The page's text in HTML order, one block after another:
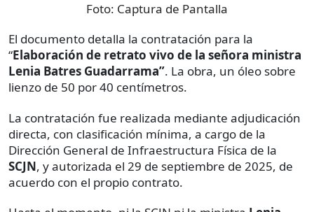
Foto: Captura de Pantalla
El documento detalla la contratación para la
“Elaboración de retrato vivo de la señora ministra
Lenia Batres Guadarrama”. La obra, un óleo sobre
lienzo de 50 por 40 centímetros.
La contratación fue realizada mediante adjudicación
directa, con clasificación mínima, a cargo de la
Dirección General de Infraestructura Física de la
SCJN, y autorizada el 29 de septiembre de 2025, de
acuerdo con el propio contrato.